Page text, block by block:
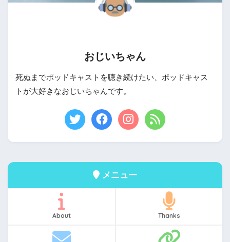
おじいちゃん
死ぬまでポッドキャストを聴き続けたい、ポッドキャス
トが大好きなおじいちゃんです。
メニュー
About Thanks